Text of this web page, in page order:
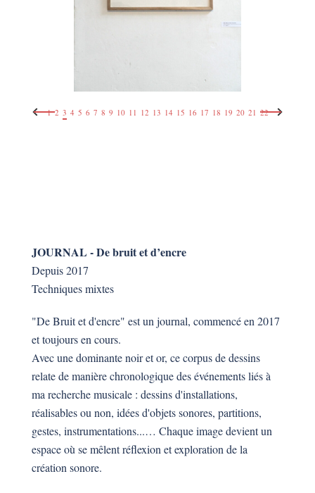
1 2 3 4 5 6 7 8 9 10 11 12 13 14 15 16 17 18 19 20 21 22
JOURNAL - De bruit et d’encre
Depuis 2017
Techniques mixtes
"De Bruit et d'encre" est un journal, commencé en 2017
et toujours en cours.
Avec une dominante noir et or, ce corpus de dessins
relate de manière chronologique des événements liés à
ma recherche musicale : dessins d'installations,
réalisables ou non, idées d'objets sonores, partitions,
gestes, instrumentations...… Chaque image devient un
espace où se mêlent réflexion et exploration de la
création sonore.